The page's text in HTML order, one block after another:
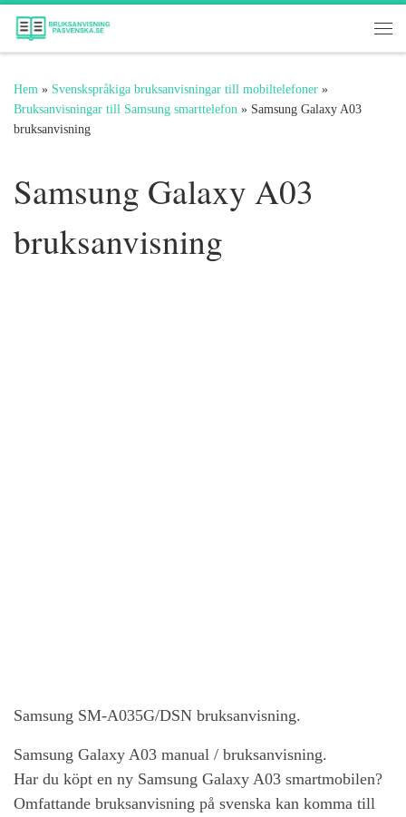
Hoppa till innehåll
Hem » Svenskspråkiga bruksanvisningar till mobiltelefoner »
Bruksanvisningar till Samsung smarttelefon » Samsung Galaxy A03
bruksanvisning
Samsung Galaxy A03
bruksanvisning
Samsung SM-A035G/DSN bruksanvisning.
Samsung Galaxy A03 manual / bruksanvisning.
Har du köpt en ny Samsung Galaxy A03 smartmobilen?
Omfattande bruksanvisning på svenska kan komma till